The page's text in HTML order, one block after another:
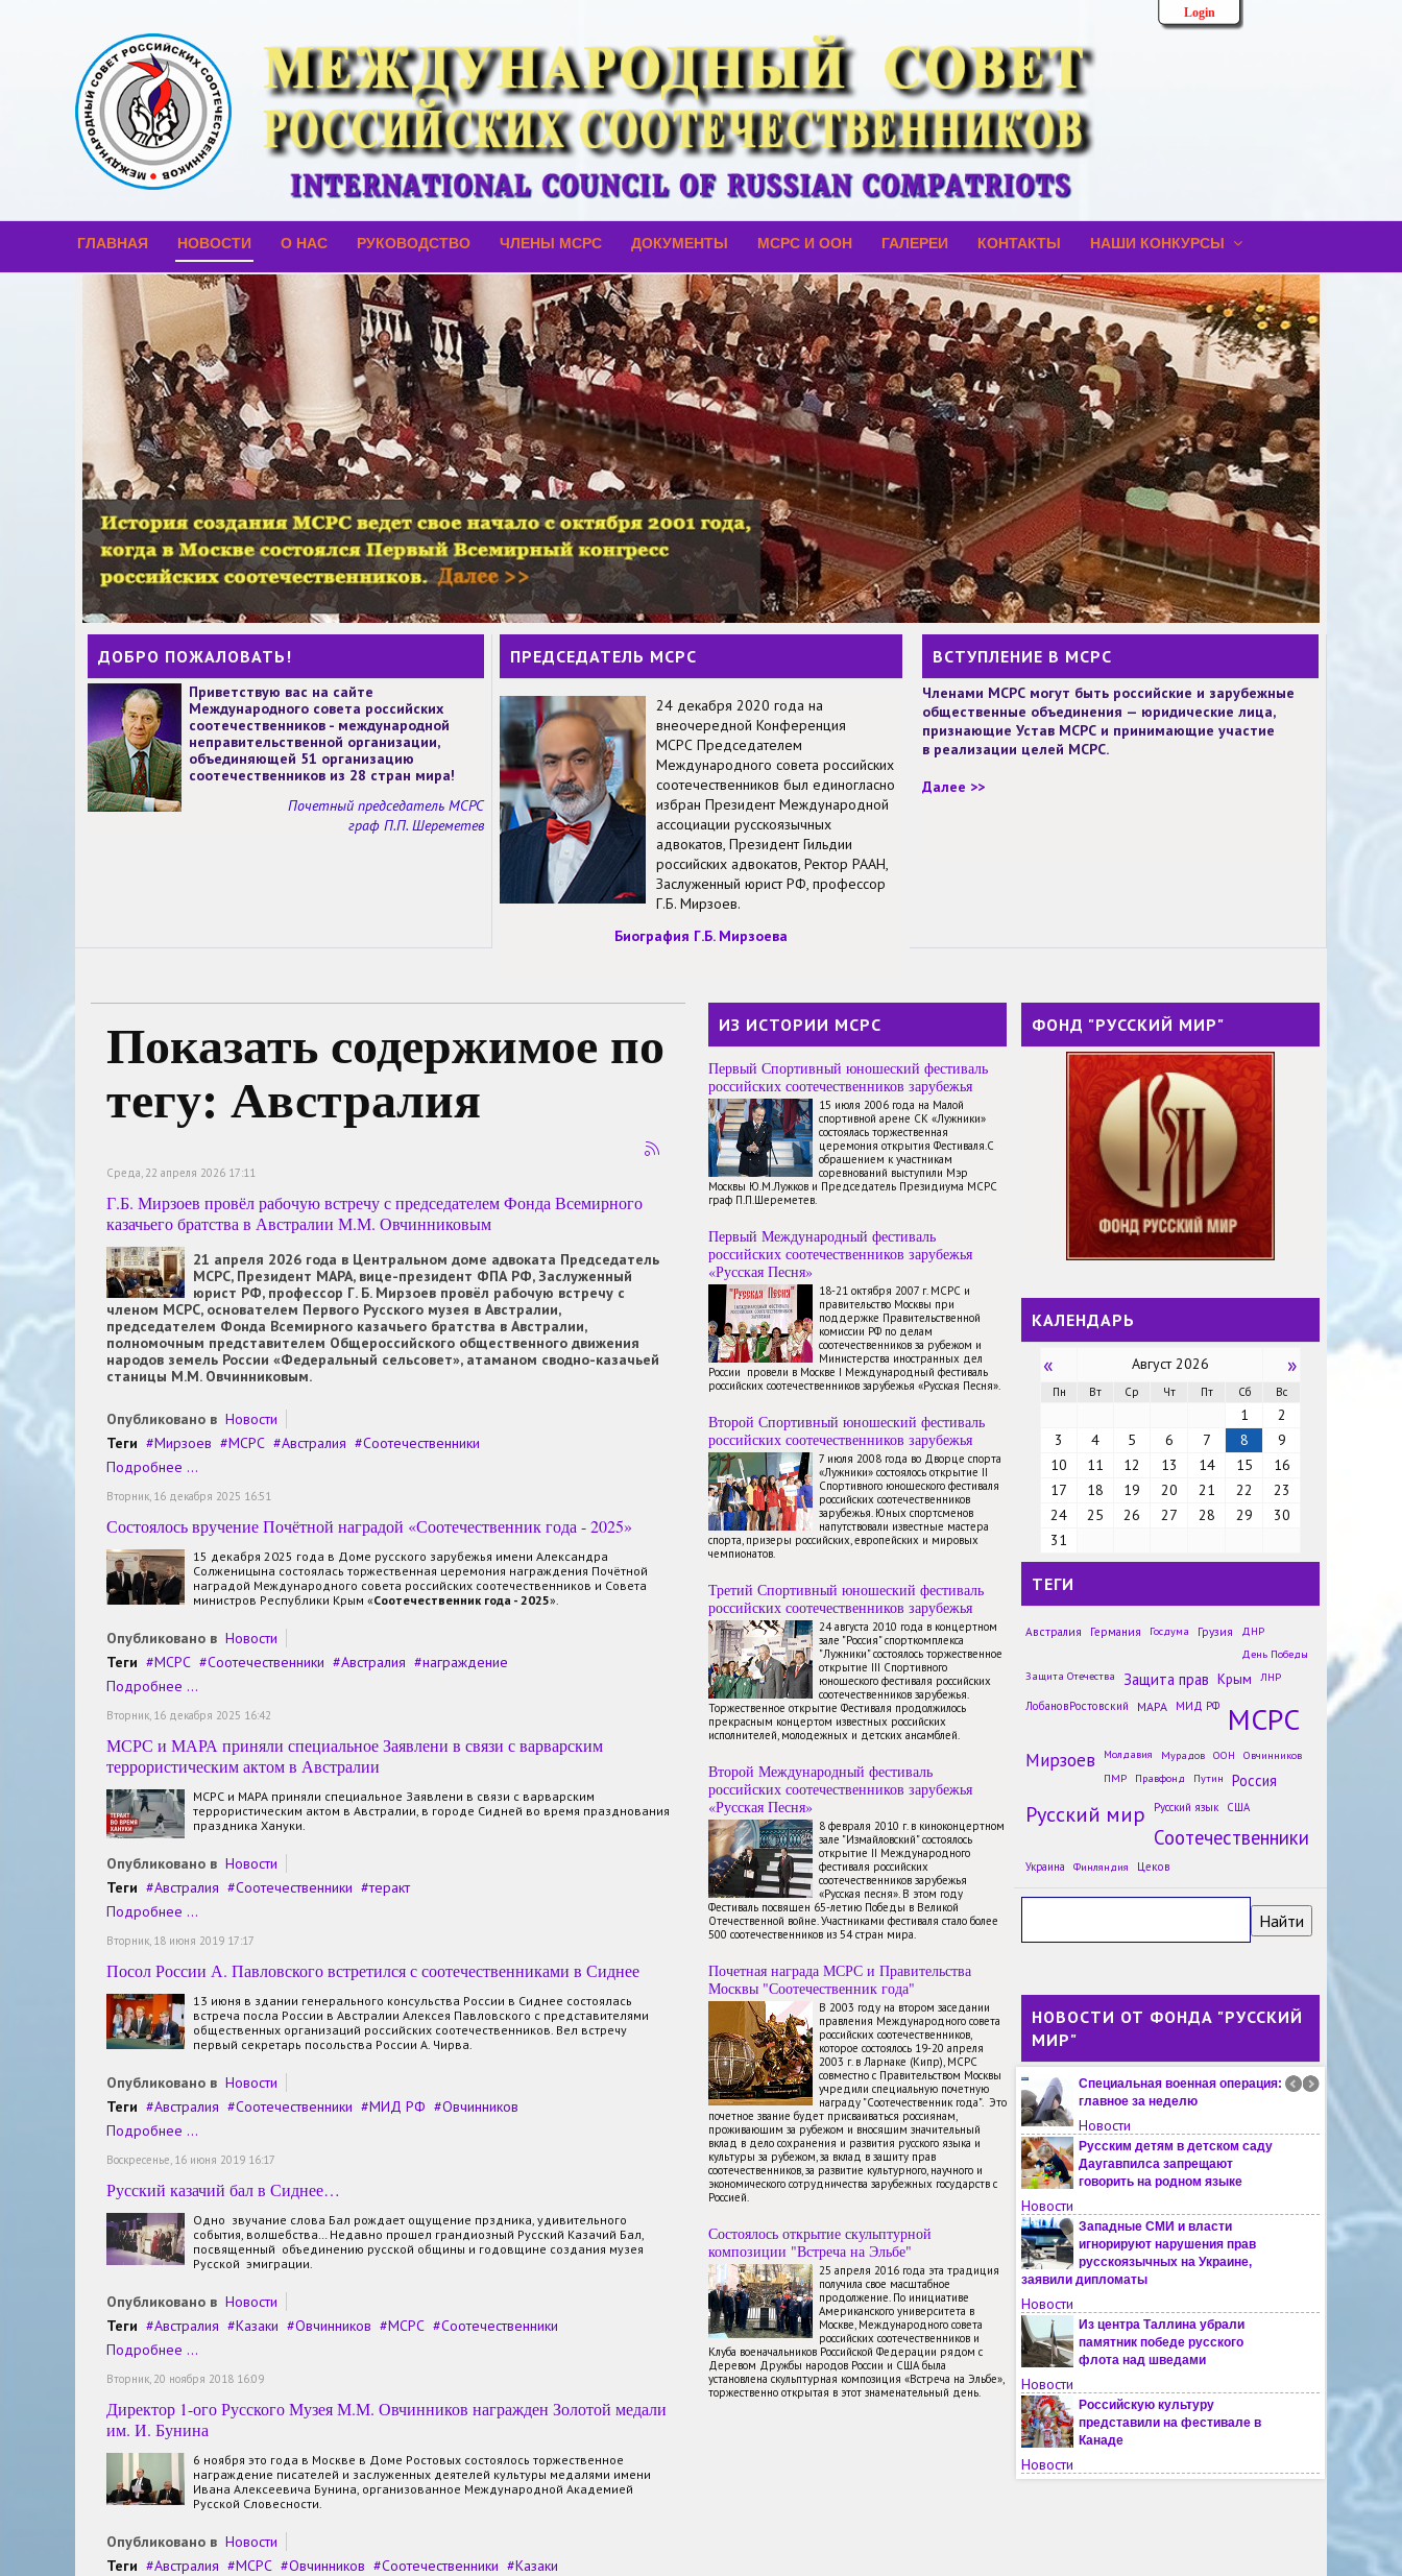
Login
ГЛАВНАЯ НОВОСТИ О НАС РУКОВОДСТВО ЧЛЕНЫ МСРС ДОКУМЕНТЫ МСРС И ООН ГАЛЕРЕИ КОНТАКТЫ НАШИ КОНКУРСЫ
ДОБРО ПОЖАЛОВАТЬ!
Приветствую вас на сайте
Международного совета российских
соотечественников - международной
неправительственной организации,
объединяющей 51 организацию
соотечественников из 28 стран мира!
Почетный председатель МСРС
граф П.П. Шереметев
ПРЕДСЕДАТЕЛЬ МСРС
24 декабря 2020 года на
внеочередной Конференция
МСРС Председателем
Международного совета российских
соотечественников был единогласно
избран Президент Международной
ассоциации русскоязычных
адвокатов, Президент Гильдии
российских адвокатов, Ректор РААН,
Заслуженный юрист РФ, профессор
Г.Б. Мирзоев.
Биография Г.Б. Мирзоева
ВСТУПЛЕНИЕ В МСРС
Членами МСРС могут быть российские и зарубежные
общественные объединения — юридические лица,
признающие Устав МСРС и принимающие участие
в реализации целей МСРС.
Далее >>
Показать содержимое по
тегу: Австралия
Среда, 22 апреля 2026 17:11
Г.Б. Мирзоев провёл рабочую встречу с председателем Фонда Всемирного
казачьего братства в Австралии М.М. Овчинниковым
21 апреля 2026 года в Центральном доме адвоката Председатель
МСРС, Президент МАРА, вице-президент ФПА РФ, Заслуженный
юрист РФ, профессор Г. Б. Мирзоев провёл рабочую встречу с
членом МСРС, основателем Первого Русского музея в Австралии,
председателем Фонда Всемирного казачьего братства в Австралии,
полномочным представителем Общероссийского общественного движения
народов земель России «Федеральный сельсовет», атаманом сводно-казачьей
станицы М.М. Овчинниковым.
Опубликовано в Новости
Теги
Мирзоев МСРС Австралия
Соотечественники
Подробнее ...
Вторник, 16 декабря 2025 16:51
Состоялось вручение Почётной наградой «Соотечественник года - 2025»
15 декабря 2025 года в Доме русского зарубежья имени Александра
Солженицына состоялась торжественная церемония награждения Почётной
наградой Международного совета российских соотечественников и Совета
министров Республики Крым «Соотечественник года - 2025».
Опубликовано в Новости
Теги
МСРС Соотечественники Австралия
награждение
Подробнее ...
Вторник, 16 декабря 2025 16:42
МСРС и МАРА приняли специальное Заявлени в связи с варварским
террористическим актом в Австралии
МСРС и МАРА приняли специальное Заявлени в связи с варварским
террористическим актом в Австралии, в городе Сидней во время празднования
праздника Хануки.
Опубликовано в Новости
Теги
Австралия Соотечественники
теракт
Подробнее ...
Вторник, 18 июня 2019 17:17
Посол России А. Павловского встретился с соотечественниками в Сиднее
13 июня в здании генерального консульства России в Сиднее состоялась
встреча посла России в Австралии Алексея Павловского с представителями
общественных организаций российских соотечественников. Вел встречу
первый секретарь посольства России А. Чирва.
Опубликовано в Новости
Теги
Австралия Соотечественники МИД РФ
Овчинников
Подробнее ...
Воскресенье, 16 июня 2019 16:17
Русский казачий бал в Сиднее…
Одно звучание слова Бал рождает ощущение прздника, удивительного
события, волшебства… Недавно прошел грандиозный Русский Казачий Бал,
посвященный объединению русской общины и годовщине создания музея
Русской эмиграции.
Опубликовано в Новости
Теги
Австралия Казаки Овчинников МСРС
Соотечественники
Подробнее ...
Вторник, 20 ноября 2018 16:09
Директор 1-ого Русского Музея М.М. Овчинников награжден Золотой медали
им. И. Бунина
6 ноября это года в Москве в Доме Ростовых состоялось торжественное
награждение писателей и заслуженных деятелей культуры медалями имени
Ивана Алексеевича Бунина, организованное Международной Академией
Русской Словесности.
Опубликовано в Новости
Теги
Австралия МСРС Овчинников Соотечественники
Казаки
ИЗ ИСТОРИИ МСРС
Первый Спортивный юношеский фестиваль
российских соотечественников зарубежья
15 июля 2006 года на Малой
спортивной арене СК «Лужники»
состоялась торжественная
церемония открытия Фестиваля.С
обращением к участникам
соревнований выступили Мэр
Москвы Ю.М.Лужков и Председатель Президиума МСРС
граф П.П.Шереметев.
Первый Международный фестиваль
российских соотечественников зарубежья
«Русская Песня»
18-21 октября 2007 г. МСРС и
правительство Москвы при
поддержке Правительственной
комиссии РФ по делам
соотечественников за рубежом и
Министерства иностранных дел
России провели в Москве I Международный фестиваль
российских соотечественников зарубежья «Русская Песня».
Второй Спортивный юношеский фестиваль
российских соотечественников зарубежья
7 июля 2008 года во Дворце спорта
«Лужники» состоялось открытие II
Спортивного юношеского фестиваля
российских соотечественников
зарубежья. Юных спортсменов
напутствовали известные мастера
спорта, призеры российских, европейских и мировых
чемпионатов.
Третий Спортивный юношеский фестиваль
российских соотечественников зарубежья
24 августа 2010 года в концертном
зале "Россия" спорткомплекса
"Лужники" состоялось торжественное
открытие III Спортивного
юношеского фестиваля российских
соотечественников зарубежья.
Торжественное открытие Фестиваля продолжилось
прекрасным концертом известных российских
исполнителей, молодежных и детских ансамблей.
Второй Международный фестиваль
российских соотечественников зарубежья
«Русская Песня»
8 февраля 2010 г. в киноконцертном
зале "Измайловский" состоялось
открытие II Международного
фестиваля российских
соотечественников зарубежья
«Русская песня». В этом году
Фестиваль посвящен 65-летию Победы в Великой
Отечественной войне. Участниками фестиваля стало более
500 соотечественников из 54 стран мира.
Почетная награда МСРС и Правительства
Москвы "Соотечественник года"
В 2003 году на втором заседании
правления Международного совета
российских соотечественников,
которое состоялось 19-20 апреля
2003 г. в Ларнаке (Кипр), МСРС
совместно с Правительством Москвы
учредили специальную почетную
награду "Соотечественник года". Это
почетное звание будет присваиваться россиянам,
проживающим за рубежом и вносящим значительный
вклад в дело сохранения и развития русского языка и
культуры за рубежом, за вклад в защиту прав
соотечественников, за развитие культурного, научного и
экономического сотрудничества зарубежных государств с
Россией.
Состоялось открытие скульптурной
композиции "Встреча на Эльбе"
25 апреля 2016 года эта традиция
получила свое масштабное
продолжение. По инициативе
Американского университета в
Москве, Международного совета
российских соотечественников и
Клуба военачальников Российской Федерации рядом с
Деревом Дружбы народов России и США была
установлена скульптурная композиция «Встреча на Эльбе»,
торжественно открытая в этот знаменательный день.
ФОНД "РУССКИЙ МИР"
КАЛЕНДАРЬ
« Август 2026 »
Пн Вт Ср Чт Пт Сб Вс
1
2
3
4 5 6 7 8
9
10
11 12 13 14 15
16
17
18 19 20 21 22
23
24
25 26 27 28 29
30
31
ТЕГИ
Австралия Германия Госдума Грузия
ДНР
День Победы
Защита Отечества Защита прав Крым
ЛНР
ЛобановРостовский
МАРА МИД РФ МСРС
Мирзоев Молдавия Мурадов ООН
Овчинников
ПМР
Правфонд Путин Россия
Русский мир Русский язык США
Соотечественники
Украина Финляндия Цеков
НОВОСТИ ОТ ФОНДА "РУССКИЙ
МИР"
рассказали о России
Новости
На мать украинского военного
Львовской области
Названы русские слова, где
чаще всего неправильно ставят
Новости
властей по поводу открытия
Новости
поступили из Алжира, Ирана и других
стран
Новости
Специальная военная операция:
главное за неделю
Новости
Русским детям в детском саду
Даугавпилса запрещают
говорить на родном языке
Новости
Западные СМИ и власти
игнорируют нарушения прав
русскоязычных на Украине,
заявили дипломаты
Новости
Из центра Таллина убрали
памятник победе русского
флота над шведами
Новости
Российскую культуру
представили на фестивале в
Канаде
Новости